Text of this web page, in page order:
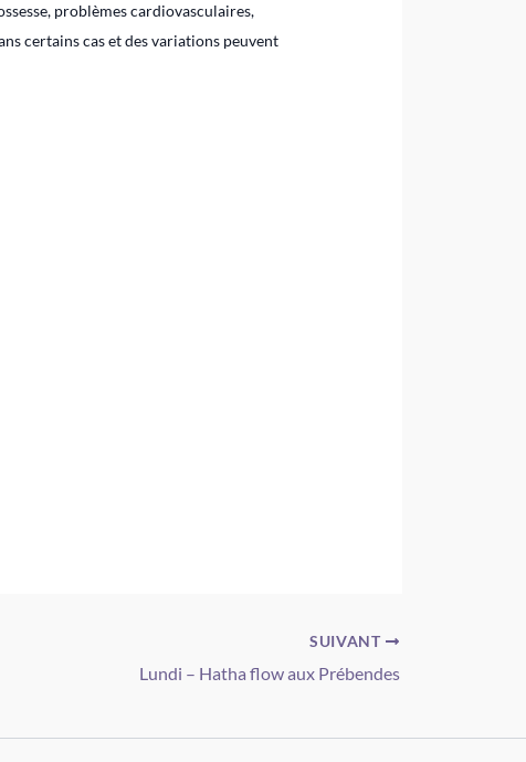
problèmes cardiovasculaires,
certains cas et des variations peuvent
SUIVANT
Lundi – Hatha flow aux Prébendes